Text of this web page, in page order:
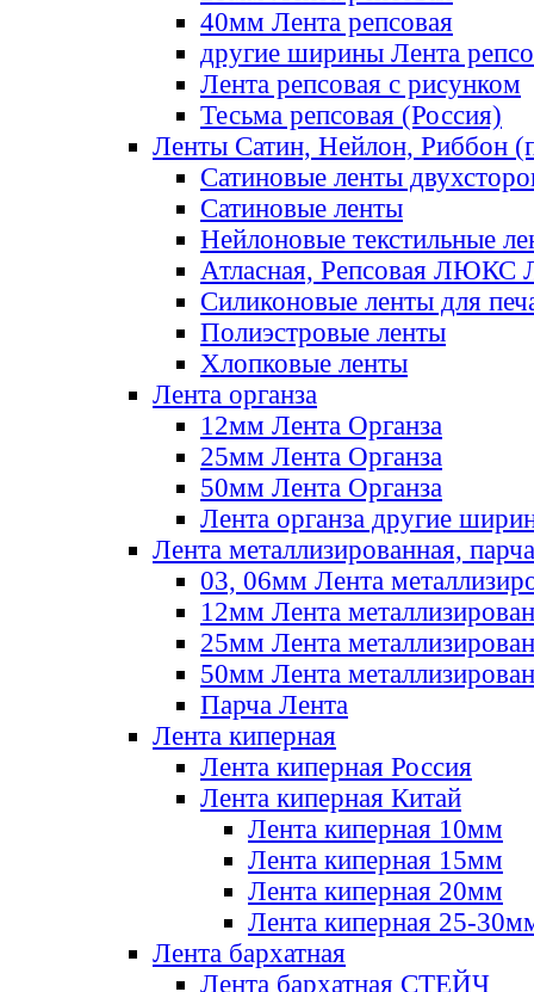
40мм Лента репсовая
другие ширины Лента
Лента репсовая с рисунком
Тесьма репсовая (Россия)
Ленты Сатин, Нейлон, Риббон
Сатиновые ленты
Сатиновые ленты
Нейлоновые текстильные
Атласная, Репсовая ЛЮКС
Силиконовые ленты для
Полиэстровые ленты
Хлопковые ленты
Лента органза
12мм Лента Органза
25мм Лента Органза
50мм Лента Органза
Лента органза другие
Лента металлизированная, парча
03, 06мм Лента
12мм Лента
25мм Лента
50мм Лента
Парча Лента
Лента киперная
Лента киперная Россия
Лента киперная Китай
Лента киперная 10мм
Лента киперная 15мм
Лента киперная 20мм
Лента киперная 25-
Лента бархатная
Лента бархатная СТЕЙЧ